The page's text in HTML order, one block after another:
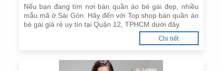
Nếu bạn đang tìm nơi bán quần áo bé gái đẹp, nhiều
mẫu mã ở Sài Gòn. Hãy đến với Top shop bán quần áo
bé gái giá rẻ uy tín tại Quận 12, TPHCM dưới đây.
Chi tiết